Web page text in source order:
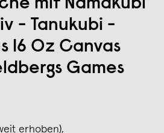
mit Namakubi
- Tanukubi -
16 Oz Canvas
Games
erhoben),